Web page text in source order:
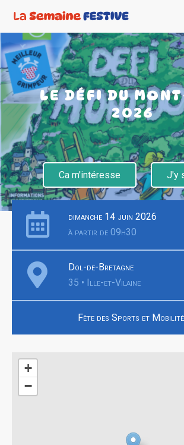
LE DÉFI DU
2026
Ca m'intéresse J'y
dimanche 14 juin 2026
à partir de 09h30
Dol-de-Bretagne
35 • Ille-et-Vilaine
Fête des Sports et
+
−